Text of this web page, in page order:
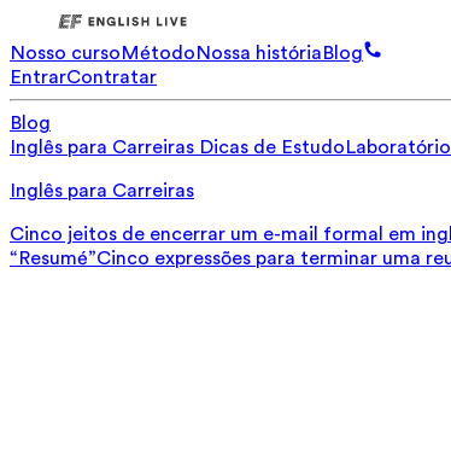
Nosso cursoMétodoNossa históriaBlog
EntrarContratar
Blog
Inglês para Carreiras Dicas de Estudo
Inglês para Carreiras
Cinco jeitos de encerrar um e-mail formal em
“Resumé”Cinco expressões para terminar uma